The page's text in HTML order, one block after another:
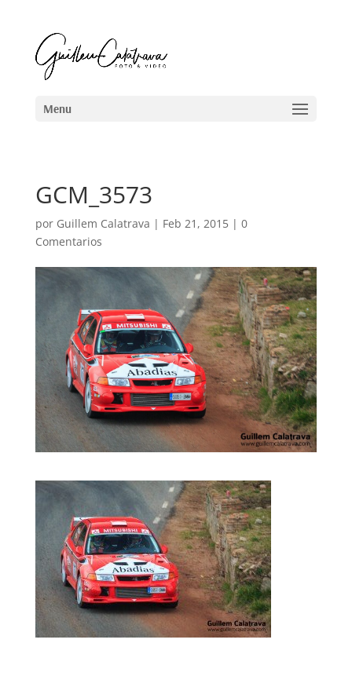
GCM_3573
por Guillem Calatrava | Feb 21, 2015| 0
Comentarios